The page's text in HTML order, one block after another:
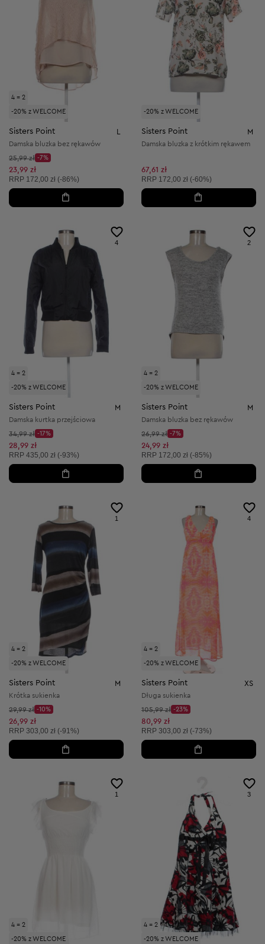
4 = 2
-20% z WELCOME
Sisters Point L
Damska bluzka bez rękawów
Cena początkowa:
25,99 zł
Discount Price:
-7%
Obniżona cena:
23,99 zł
Cena sugerowana:
RRP 172,00 zł (-86%)
-20% z WELCOME
Sisters Point M
Damska bluzka z krótkim rękawem
67,61 zł
Cena sugerowana:
RRP 172,00 zł (-60%)
4 = 2
-20% z WELCOME
4
Sisters Point M
Damska kurtka przejściowa
Cena początkowa:
34,99 zł
Discount Price:
-17%
Obniżona cena:
28,99 zł
Cena sugerowana:
RRP 435,00 zł (-93%)
4 = 2
-20% z WELCOME
2
Sisters Point M
Damska bluzka bez rękawów
Cena początkowa:
26,99 zł
Discount Price:
-7%
Obniżona cena:
24,99 zł
Cena sugerowana:
RRP 172,00 zł (-85%)
4 = 2
-20% z WELCOME
1
Sisters Point M
Krótka sukienka
Cena początkowa:
29,99 zł
Discount Price:
-10%
Obniżona cena:
26,99 zł
Cena sugerowana:
RRP 303,00 zł (-91%)
4 = 2
-20% z WELCOME
4
Sisters Point XS
Długa sukienka
Cena początkowa:
105,99 zł
Discount Price:
-23%
Obniżona cena:
80,99 zł
Cena sugerowana:
RRP 303,00 zł (-73%)
4 = 2
-20% z WELCOME
1
4 = 2
-20% z WELCOME
3